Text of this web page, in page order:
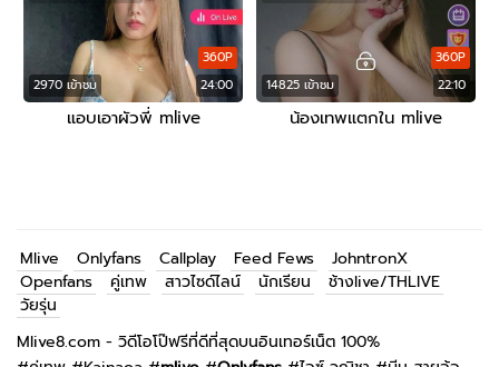
2970 เข้าชม 24:00
360P
แอบเอาผัวพี่ mlive
14825 เข้าชม 22:10
360P
น้องเทพแตกใน mlive
Mlive Onlyfans Callplay Feed Fews
JohntronX
Openfans
คู่เทพ สาวไซด์ไลน์ นักเรียน
ช้างlive/THLIVE
วัยรุ่น
Mlive8.com - วิดีโอโป๊ฟรีที่ดีที่สุดบนอินเทอร์เน็ต 100%